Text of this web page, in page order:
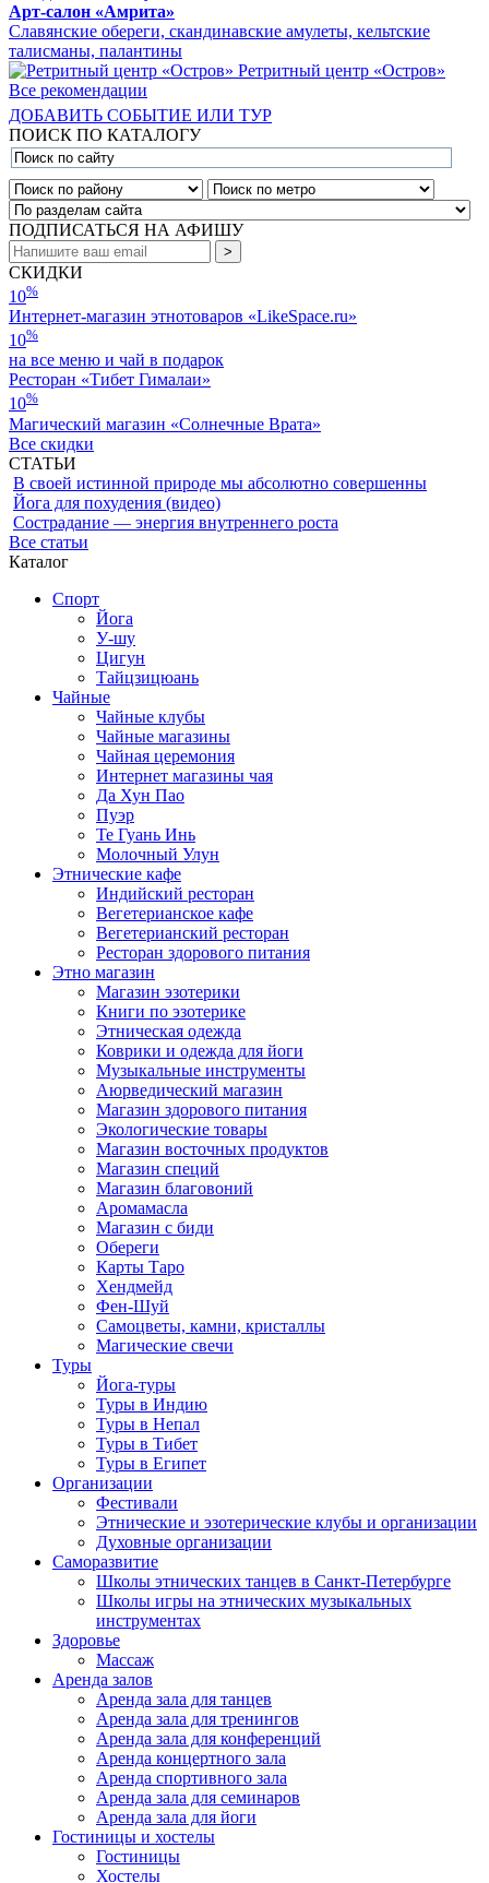
Арт-салон «Амрита»
Славянские обереги, скандинавские амулеты, кельтские
талисманы, палантины
Ретритный центр «Остров»
Все рекомендации
ДОБАВИТЬ СОБЫТИЕ ИЛИ ТУР
ПОИСК ПО КАТАЛОГУ
ПОДПИСАТЬСЯ НА АФИШУ
СКИДКИ
10%
Интернет-магазин этнотоваров «LikeSpace.ru»
10%
на все меню и чай в подарок
Ресторан «Тибет Гималаи»
10%
Магический магазин «Солнечные Врата»
Все скидки
СТАТЬИ
В своей истинной природе мы абсолютно совершенны
Йога для похудения (видео)
Сострадание — энергия внутреннего роста
Все статьи
Каталог
Спорт
Йога
У-шу
Цигун
Тайцзицюань
Чайные
Чайные клубы
Чайные магазины
Чайная церемония
Интернет магазины чая
Да Хун Пао
Пуэр
Те Гуань Инь
Молочный Улун
Этнические кафе
Индийский ресторан
Вегетерианское кафе
Вегетерианский ресторан
Ресторан здорового питания
Этно магазин
Магазин эзотерики
Книги по эзотерике
Этническая одежда
Коврики и одежда для йоги
Музыкальные инструменты
Аюрведический магазин
Магазин здорового питания
Экологические товары
Магазин восточных продуктов
Магазин специй
Магазин благовоний
Аромамасла
Магазин с биди
Обереги
Карты Таро
Хендмейд
Фен-Шуй
Самоцветы, камни, кристаллы
Магические свечи
Туры
Йога-туры
Туры в Индию
Туры в Непал
Туры в Тибет
Туры в Египет
Организации
Фестивали
Этнические и эзотерические клубы и организации
Духовные организации
Саморазвитие
Школы этнических танцев в Санкт-Петербурге
Школы игры на этнических музыкальных
инструментах
Здоровье
Массаж
Аренда залов
Аренда зала для танцев
Аренда зала для тренингов
Аренда зала для конференций
Аренда концертного зала
Аренда спортивного зала
Аренда зала для семинаров
Аренда зала для йоги
Гостиницы и хостелы
Гостиницы
Хостелы